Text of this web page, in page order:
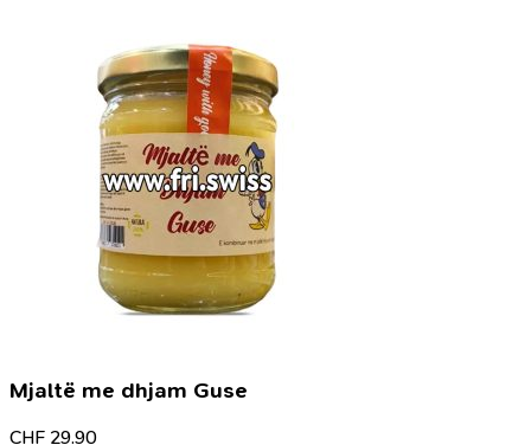
Mjaltë me dhjam Guse
CHF 29.90